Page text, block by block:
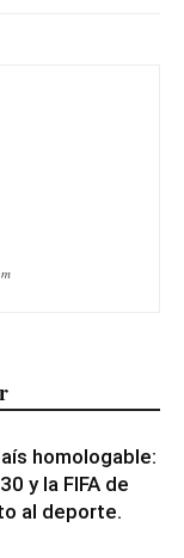
homologable:
y la FIFA de
al deporte.